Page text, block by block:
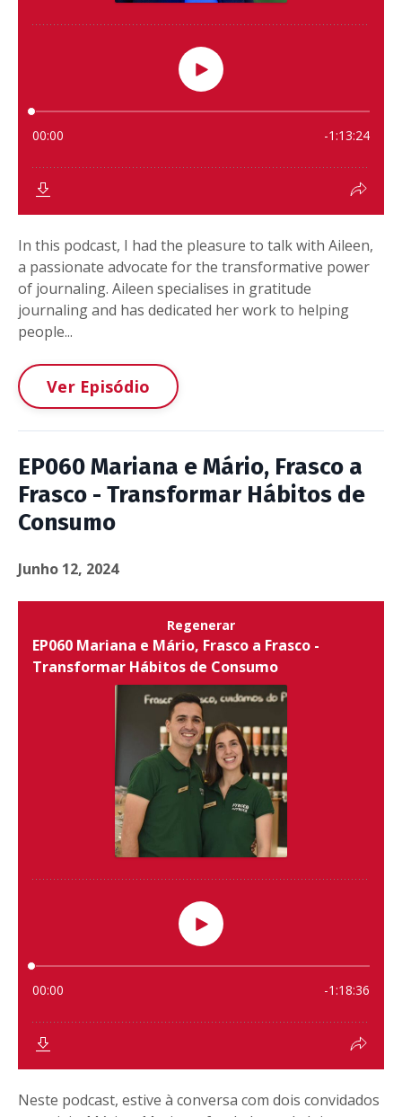
In this podcast, I had the pleasure to talk with Aileen,
a passionate advocate for the transformative power
of journaling. Aileen specialises in gratitude
journaling and has dedicated her work to helping
people...
Ver Episódio
EP060 Mariana e Mário, Frasco a
Frasco - Transformar Hábitos de
Consumo
Junho 12, 2024
Neste podcast, estive à conversa com dois convidados